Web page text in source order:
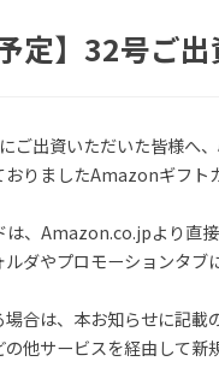
定】32号ご
ご出資いただいた皆様へ
りましたAmazonギフト
、Amazon.co.jpより直接
ダやプロモーションタブ
合は、本お知らせに記載
他サービスを経由して新